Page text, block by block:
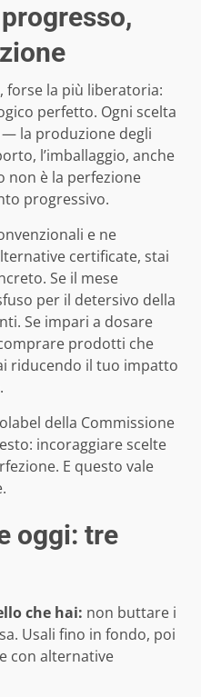
forse la più liberatoria:
perfetto. Ogni scelta
la produzione degli
l’imballaggio, anche
non è la perfezione
progressivo.
e ne
certificate, stai
Se il mese
per il detersivo della
Se impari a dosare
prodotti che
riducendo il tuo impatto
della Commissione
incoraggiare scelte
E questo vale
oggi: tre
che hai: non buttare i
Usali fino in fondo, poi
con alternative